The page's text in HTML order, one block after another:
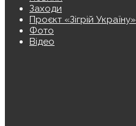
Заходи
Проєкт «Зігрій Україну»
Фото
Відео